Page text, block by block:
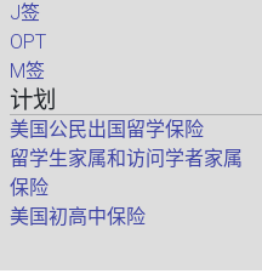
J签
OPT
M签
计划
美国公民出国留学保险
留学生家属和访问学者家属
保险
美国初高中保险